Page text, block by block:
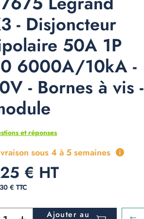
- Disjoncteur
50A 1P
6000A/10kA -
- Bornes à vis -
et réponses
sous 4 à 5 semaines
€ HT
€ TTC
Ajouter au